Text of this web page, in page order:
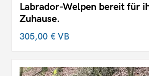
Labrador-Welpen bereit für
Zuhause.
305,00 €VB